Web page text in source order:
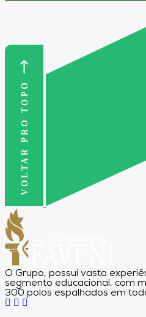
VOLTAR PRO TOPO
O Grupo, possui vasta
segmento educacional, com
300 polos espalhados em